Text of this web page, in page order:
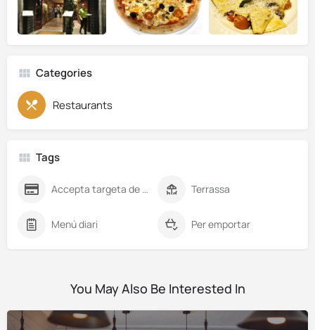
Categories
Restaurants
Tags
Accepta targeta de crèdit Terrassa
Menú diari Per emportar
You May Also Be Interested In